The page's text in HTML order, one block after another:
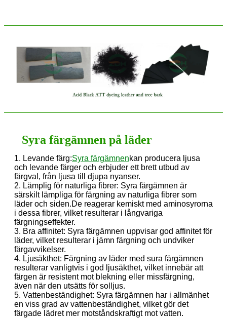
Syra färgämnen på läder
1. Levande färg:Syra färgämnenkan producera ljusa
och levande färger och erbjuder ett brett utbud av
färgval, från ljusa till djupa nyanser.
2. Lämplig för naturliga fibrer: Syra färgämnen är
särskilt lämpliga för färgning av naturliga fibrer som
läder och siden.De reagerar kemiskt med aminosyrorna
i dessa fibrer, vilket resulterar i långvariga
färgningseffekter.
3. Bra affinitet: Syra färgämnen uppvisar god affinitet för
läder, vilket resulterar i jämn färgning och undviker
färgavvikelser.
4. Ljusäkthet: Färgning av läder med sura färgämnen
resulterar vanligtvis i god ljusäkthet, vilket innebär att
färgen är resistent mot blekning eller missfärgning,
även när den utsätts för solljus.
5. Vattenbeständighet: Syra färgämnen har i allmänhet
en viss grad av vattenbeständighet, vilket gör det
färgade lädret mer motståndskraftigt mot vatten.